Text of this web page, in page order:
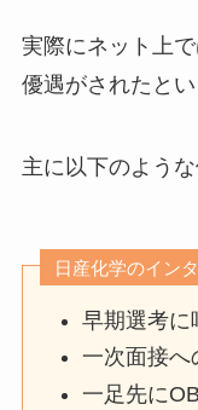
実際にネット上
優遇がされたと
主に以下のよう
日産化学のイン
早期選考に
一次面接へ
一足先に